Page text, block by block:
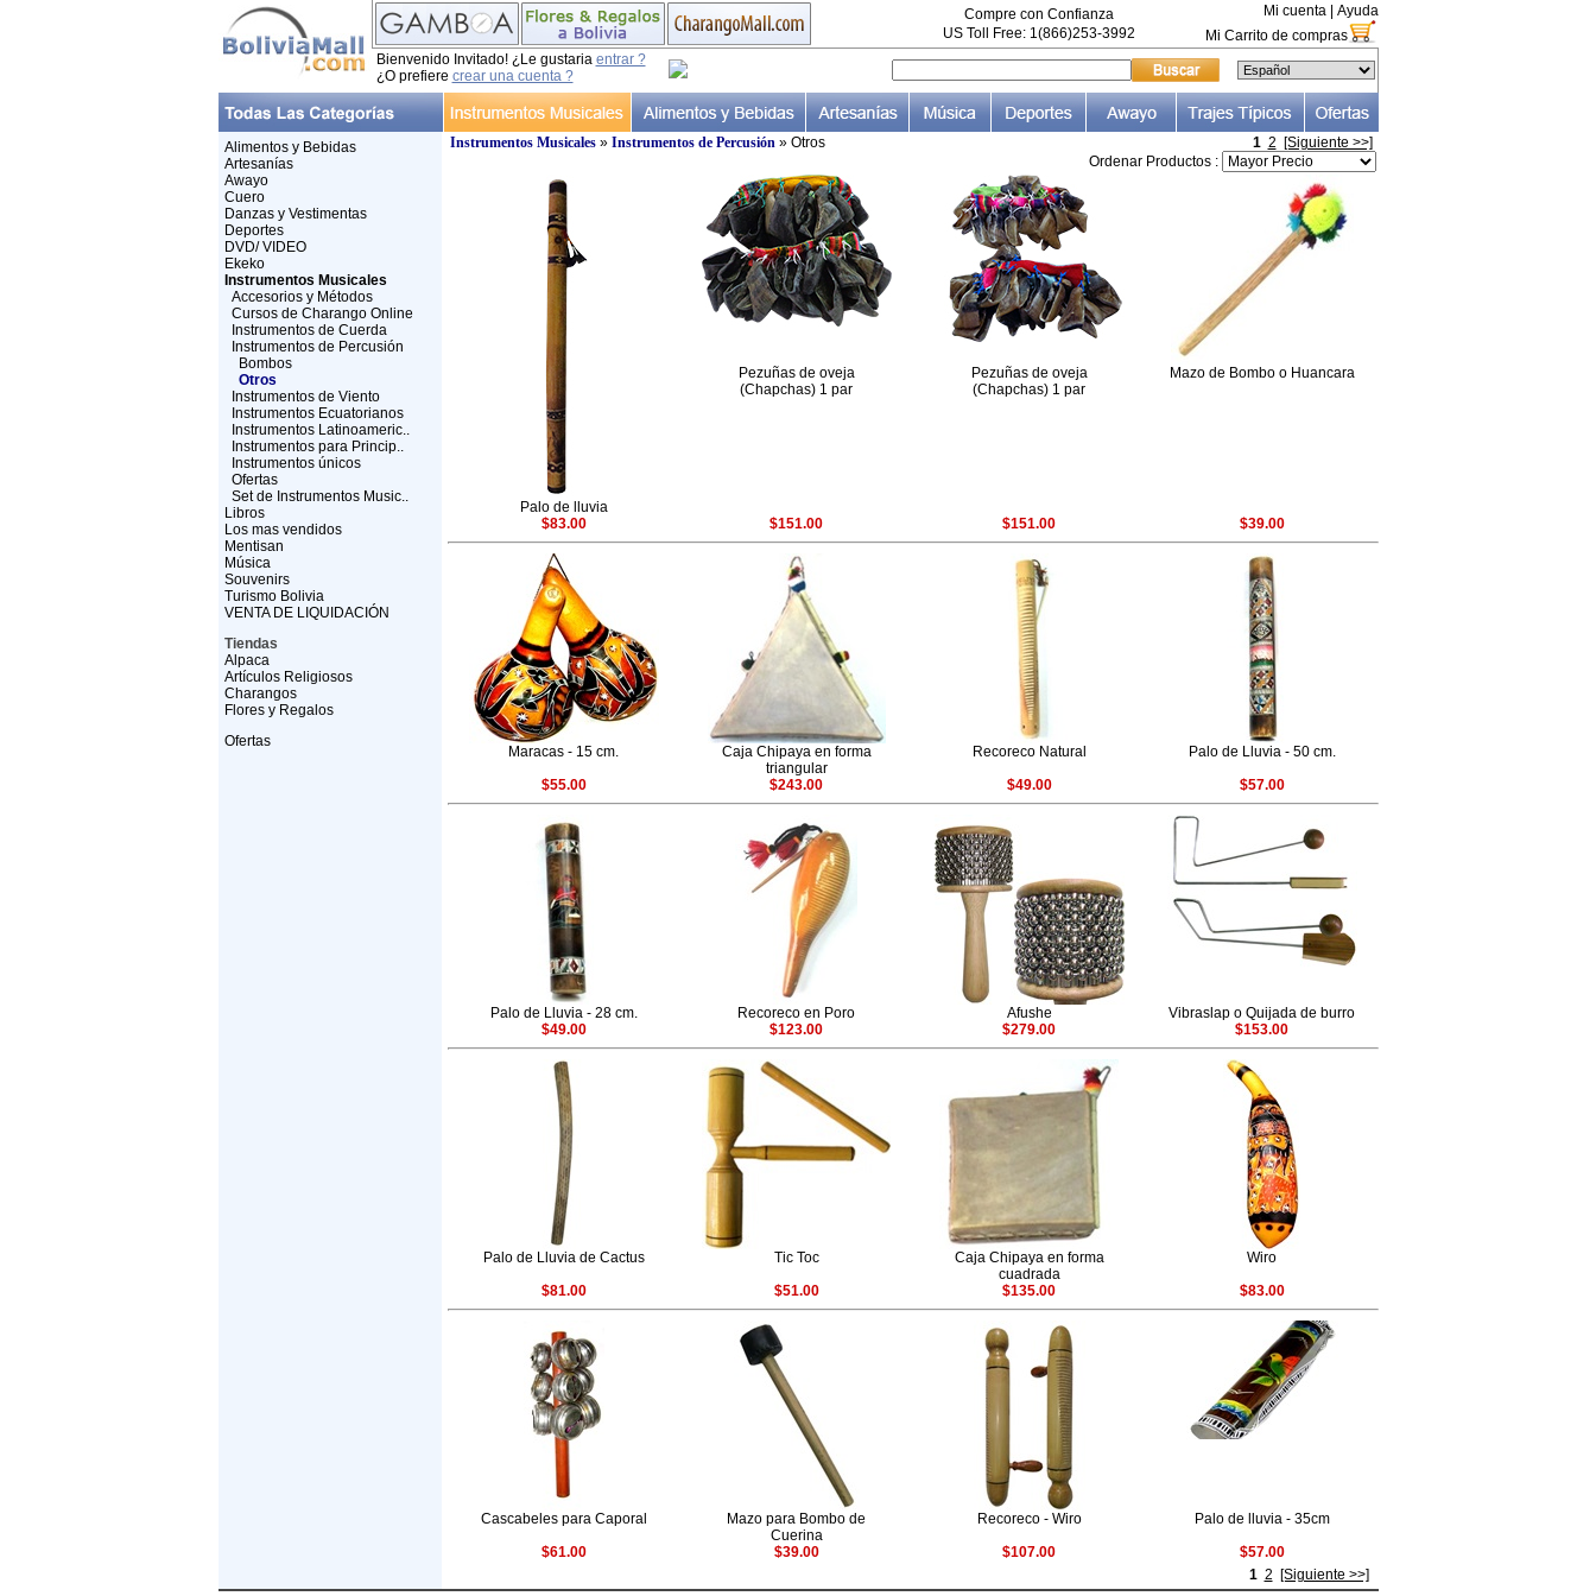
Compre con Confianza
US Toll Free: 1(866)253-3992
Mi cuenta| Ayuda
Mi Carrito de compras
Bienvenido Invitado! ¿Le gustaria entrar ?
¿O prefiere crear una cuenta ?
Alimentos y Bebidas
Artesanías
Awayo
Cuero
Danzas y Vestimentas
Deportes
DVD/ VIDEO
Ekeko
Instrumentos Musicales
Accesorios y Métodos
Cursos de Charango Online
Instrumentos de Cuerda
Instrumentos de Percusión
Bombos
Otros
Instrumentos de Viento
Instrumentos Ecuatorianos
Instrumentos Latinoameric..
Instrumentos para Princip..
Instrumentos únicos
Ofertas
Set de Instrumentos Music..
Libros
Los mas vendidos
Mentisan
Música
Souvenirs
Turismo Bolivia
VENTA DE LIQUIDACIÓN
Tiendas
Alpaca
Artículos Religiosos
Charangos
Flores y Regalos
Ofertas
Instrumentos Musicales» Instrumentos de Percusión» Otros 1 2 [Siguiente >>]
Ordenar Productos :
Palo de lluvia
Pezuñas de oveja
(Chapchas) 1 par
Pezuñas de oveja
(Chapchas) 1 par
Mazo de Bombo o Huancara
$83.00 $151.00 $151.00 $39.00
Maracas - 15 cm.
Caja Chipaya en forma
triangular
Recoreco Natural
Palo de Lluvia - 50 cm.
$55.00
$243.00 $49.00 $57.00
Palo de Lluvia - 28 cm. Recoreco en Poro Afushe
Vibraslap o Quijada de burro
$49.00
$123.00 $279.00 $153.00
Palo de Lluvia de Cactus Tic Toc
Caja Chipaya en forma
cuadrada
Wiro
$81.00
$51.00 $135.00 $83.00
Cascabeles para Caporal
Mazo para Bombo de
Cuerina
Recoreco - Wiro
Palo de lluvia - 35cm
$61.00
$39.00 $107.00
$57.00
1 2 [Siguiente >>]